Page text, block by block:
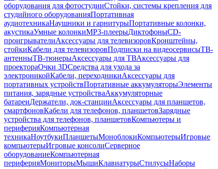
оборудования для фотостудииСтойки, системы крепления для
студийного оборудованияПортативная
аудиотехникаНаушники и гарнитурыПортативные колонки,
акустикаУмные колонкиMP3-плеерыДиктофоныCD-
проигрывателиАксессуары для телевизоровКронштейны,
стойкиКабели для телевизоровПодписки на видеосервисыТВ-
антенныТВ-тюнерыАксессуары для ТВАксессуары для
проектораОчки 3DСредства для ухода за
электроникойКабели, переходникиАксессуары для
портативных устройствПортативные аккумуляторыЭлементы
питания, зарядные устройстваАккумуляторные
батареиДержатели, док-станцииАксессуары для планшетов,
смартфоновКабели для телефонов, планшетовЗарядные
устройства для телефонов, планшетовКомпьютеры и
периферияКомпьютерная
техникаНоутбукиПланшетыМоноблокиКомпьютерыИгровые
компьютерыИгровые консолиСерверное
оборудованиеКомпьютерная
периферияМониторыМышиКлавиатурыСтилусыНаборы